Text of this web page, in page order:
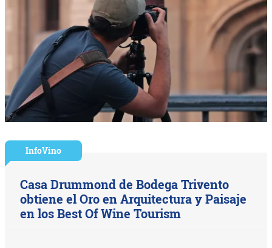
InfoVino
Casa Drummond de Bodega Trivento
obtiene el Oro en Arquitectura y Paisaje
en los Best Of Wine Tourism